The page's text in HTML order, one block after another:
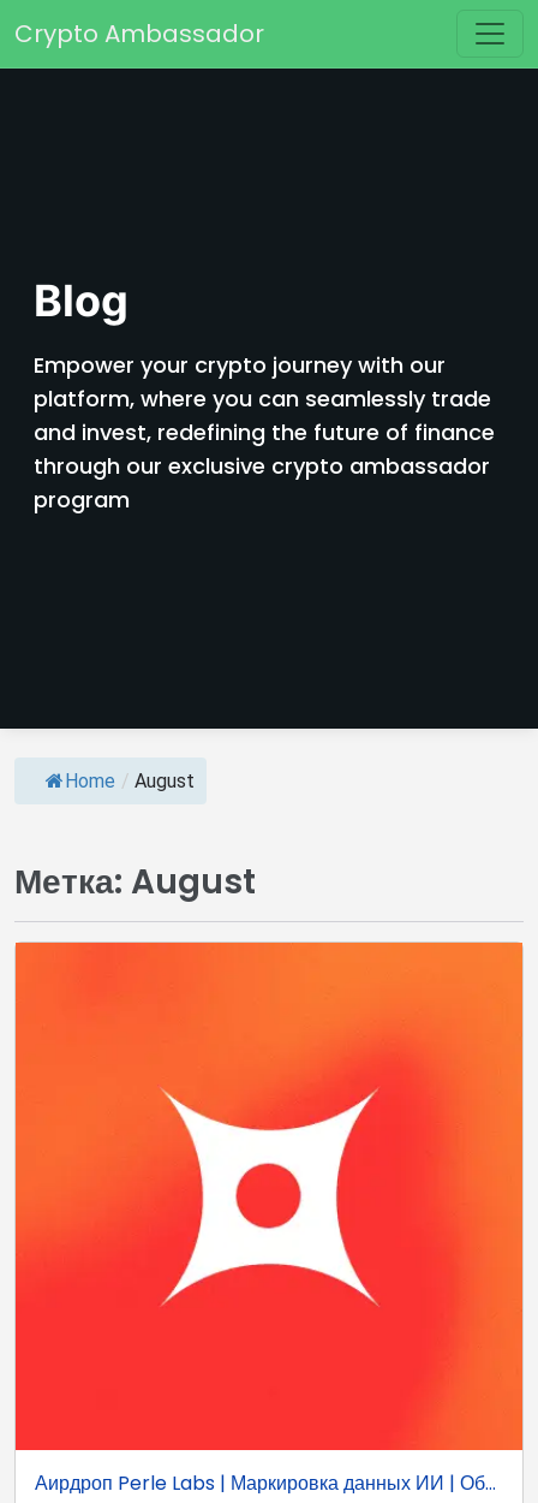
Основная навигация
Crypto Ambassador
Blog
Empower your crypto journey with our
platform, where you can seamlessly trade
and invest, redefining the future of finance
through our exclusive crypto ambassador
program
Home / August
Метка: August
Аирдроп Perle Labs | Маркировка данных ИИ | Об...